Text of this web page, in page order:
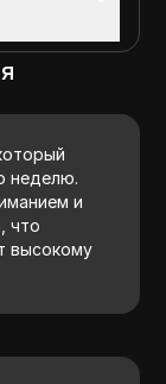
неделю.
и
что
высокому